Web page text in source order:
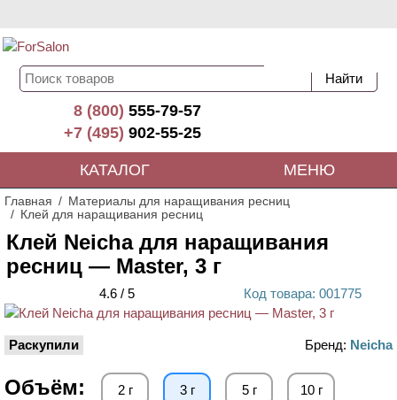
8 (800)555-79-57
+7 (495)902-55-25
КАТАЛОГ МЕНЮ
Главная
Материалы для наращивания ресниц
Клей для наращивания ресниц
Клей Neicha для наращивания
ресниц — Master, 3 г
4.6 / 5 Код товара: 001775
Раскупили Бренд: Neicha
Объём: 2 г 3 г 5 г 10 г